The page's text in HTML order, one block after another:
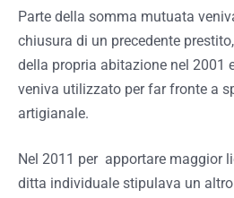
Parte della somma mutuata
chiusura di un precedente
della propria abitazione nel 2001
veniva utilizzato per far fronte a
artigianale.
Nel 2011 per apportare maggior
ditta individuale stipulava un